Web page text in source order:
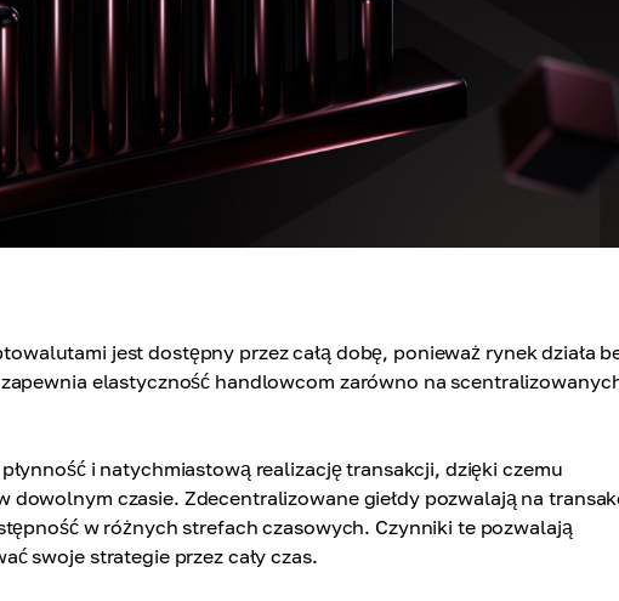
jest dostępny przez całą dobę, ponieważ rynek działa
elastyczność handlowcom zarówno na
i natychmiastową realizację transakcji, dzięki czemu
czasie. Zdecentralizowane giełdy pozwalają na
w różnych strefach czasowych. Czynniki te pozwalają
swoje strategie przez cały czas.